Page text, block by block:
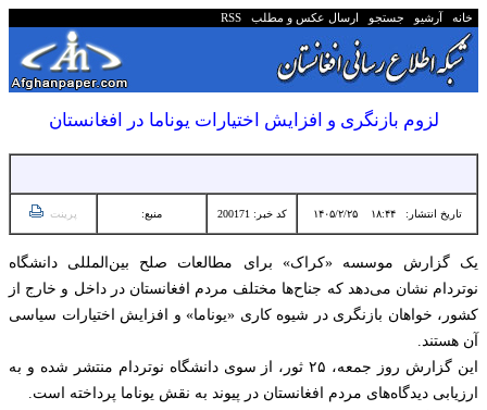
خانه آرشیو جستجو ارسال عکس و مطلب RSS
لزوم بازنگری و افزایش اختیارات یوناما در افغانستان
تاریخ انتشار:۱۸:۴۴ ۱۴۰۵/۲/۲۵ کد خبر: 200171 منبع: پرینت
یک گزارش موسسه «کراک» برای مطالعات صلح بین‌المللی دانشگاه
نوتردام نشان می‌دهد که جناح‌ها مختلف مردم افغانستان در داخل و خارج از
کشور، خواهان بازنگری در شیوه کاری «یوناما» و افزایش اختیارات سیاسی
آن هستند.
این گزارش روز جمعه، ۲۵ ثور، از سوی دانشگاه نوتردام منتشر شده و به
ارزیابی دیدگاه‌های مردم افغانستان در پیوند به نقش یوناما پرداخته است.